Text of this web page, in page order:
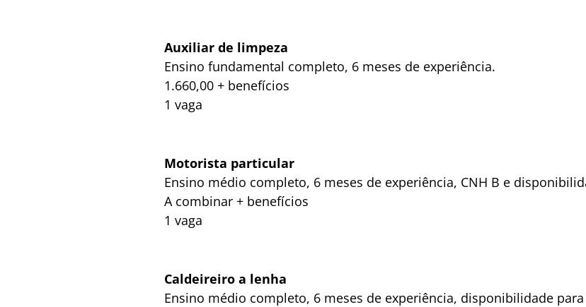
Auxiliar de limpeza
Ensino fundamental completo, 6 meses de experiência.
1.660,00 + benefícios
1 vaga
Motorista particular
Ensino médio completo, 6 meses de experiência, CNH B e
A combinar + benefícios
1 vaga
Caldeireiro a lenha
Ensino médio completo, 6 meses de experiência, disponibilidade